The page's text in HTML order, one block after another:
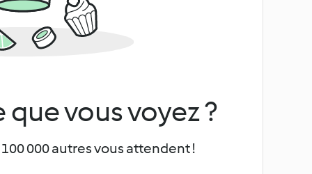
vous voyez ?
000 autres vous attendent !